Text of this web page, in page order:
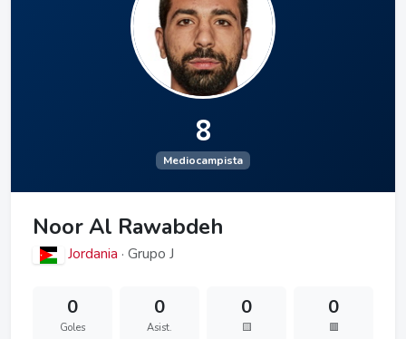
8
Mediocampista
Noor Al Rawabdeh
Jordania · Grupo J
0
Goles
0
Asist.
0
🟨
0
🟥